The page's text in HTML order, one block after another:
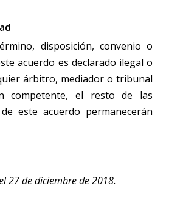
disposición, convenio o
acuerdo es declarado ilegal o
árbitro, mediador o tribunal
competente, el resto de las
este acuerdo permanecerán
27 de diciembre de 2018.